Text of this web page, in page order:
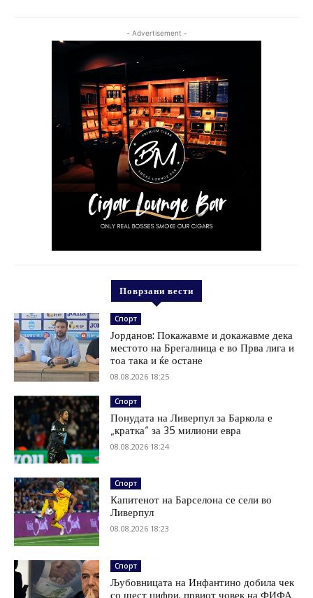
- Advertisement -
Поврзани вести
Спорт
Јорданов: Покажавме и докажавме дека
местото на Брегалница е во Прва лига и
тоа така и ќе остане
08.08.2026 18:25
Спорт
Понудата на Ливерпул за Баркола е
„кратка“ за 35 милиони евра
08.08.2026 18:24
Спорт
Капитенот на Барселона се сели во
Ливерпул
08.08.2026 18:23
Спорт
Љубовницата на Инфантино добила чек
со шест цифри, првиот човек на ФИФА